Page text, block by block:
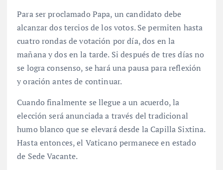
Para ser proclamado Papa, un candidato debe
alcanzar dos tercios de los votos. Se permiten hasta
cuatro rondas de votación por día, dos en la
mañana y dos en la tarde. Si después de tres días no
se logra consenso, se hará una pausa para reflexión
y oración antes de continuar.
Cuando finalmente se llegue a un acuerdo, la
elección será anunciada a través del tradicional
humo blanco que se elevará desde la Capilla Sixtina.
Hasta entonces, el Vaticano permanece en estado
de Sede Vacante.